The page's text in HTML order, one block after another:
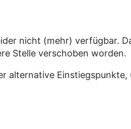
nicht (mehr) verfügbar.
Stelle verschoben worden.
alternative